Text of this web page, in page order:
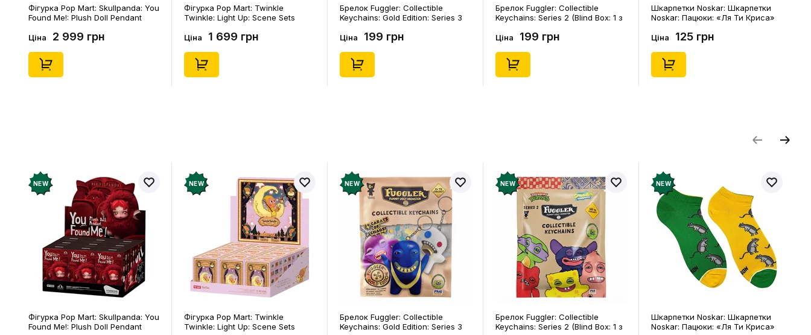
Фігурка Pop Mart: Skullpanda: You
Found Me!: Plush Doll Pendant
Edition), (29347)
Ціна 2 999 грн
Фігурка Pop Mart: Twinkle
Twinkle: Light Up: Scene Sets
Edition), (21372)
Ціна 1 699 грн
Брелок Fuggler: Collectible
Keychains: Gold Edition: Series 3
Ціна 199 грн
Брелок Fuggler: Collectible
Keychains: Series 2 (Blind Box: 1 з
Ціна 199 грн
Шкарпетки Noskar: Шкарпетки
Noskar: Пацюки: «Ля Ти Криса»
Ціна 125 грн
NEW
Фігурка Pop Mart: Skullpanda: You
Found Me!: Plush Doll Pendant
NEW
Фігурка Pop Mart: Twinkle
Twinkle: Light Up: Scene Sets
NEW
Брелок Fuggler: Collectible
Keychains: Gold Edition: Series 3
NEW
Брелок Fuggler: Collectible
Keychains: Series 2 (Blind Box: 1 з
NEW
Шкарпетки Noskar: Шкарпетки
Noskar: Пацюки: «Ля Ти Криса»